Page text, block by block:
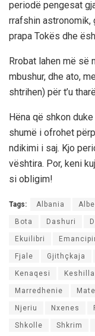
periodë pengesat
rrafshin astronomik,
prapa Tokës dhe
Rrobat lahen më së
mbushur, dhe ato,
shtrihen) për t’u
Hëna që shkon
shumë i ofrohet
ndikimi i saj. Kjo
vështira. Por, keni
si obligim!
Tags: Albania
Bota Dashuri
Ekuilibri
Fjale Gjithçkaja
Kenaqesi Keshilla
Marredhenie
Njeriu Nxenes
Shkolle Shkrim